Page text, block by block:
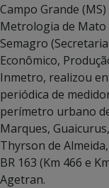
Campo Grande
Metrologia de Mato
Semagro
Econômico,
Inmetro, realizou
periódica de
perímetro urbano
Marques,
Thyrson de
BR 163 (Km 466 e
Agetran.